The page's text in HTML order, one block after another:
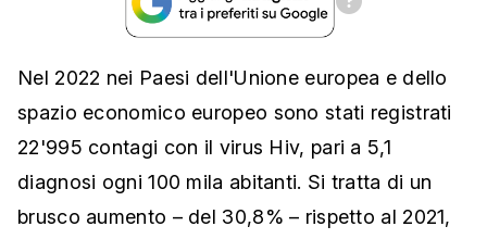
Nel 2022 nei Paesi dell'Unione europea e dello
spazio economico europeo sono stati registrati
22'995 contagi con il virus Hiv, pari a 5,1
diagnosi ogni 100 mila abitanti. Si tratta di un
brusco aumento – del 30,8% – rispetto al 2021,